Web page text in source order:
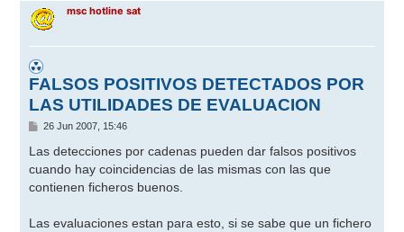
msc hotline sat
FALSOS POSITIVOS DETECTADOS POR
LAS UTILIDADES DE EVALUACION
M
n
a
j
e
26 Jun 2007, 15:46
Las detecciones por cadenas pueden dar falsos positivos
cuando hay coincidencias de las mismas con las que
contienen ficheros buenos.
Las evaluaciones estan para esto, si se sabe que un fichero